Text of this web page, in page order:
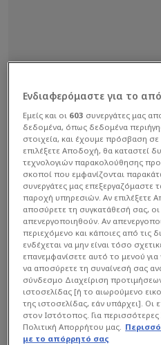
Ενδιαφερόμαστε για το
Εμείς και οι 603 συνεργάτες μας
δεδομένα, όπως δεδομένα
στοιχεία, και έχουμε πρόσβαση
επιλέξετε Αποδοχή, θα καταστεί
τεχνολογιών παρακολούθησης
σκοποί που εμφανίζονται
συνεργάτες μας επεξεργαζόμαστε
παροχή υπηρεσιών. Αν επιλέξετε
αποσύρετε τη συγκατάθεσή σας, οι
απενεργοποιηθούν. Αν
περιεχόμενο και κάποιες από τις
ενδέχεται να μην είναι τόσο
επανεμφανίσετε αυτό το μενού για
να αποσύρετε τη συναίνεσή σας
σύνδεσμο Διαχείριση
ιστοσελίδας [ή το αιωρούμενο
της ιστοσελίδας, εάν υπάρχει]. Οι
στον Ιστότοπος. Για
Πολιτική Απορρήτου μας.
με το απόρρητό σας